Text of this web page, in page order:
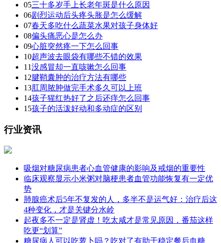
05三十多岁手上长老年斑是什么原因
06剧烈运动后头疼头胀是怎么缓解
07春天多吃什么蔬菜水果对孩子身体好
08偏头痛恶心是怎么办
09心脏突然疼一下怎么回事
10超声波去眼袋有哪些不错的效果
11没感冒却一直咳嗽怎么回事
12腱鞘囊肿的治疗方法有哪些
13肛周脓肿做完手术多久可以上班
14孩子猩红热好了之后还痒怎么回事
15孩子的活泼好动和多动症的区别
行业资讯
吸烟对糖尿病患者心血管健康的影响及戒烟的重要性
临床观察显示小米粥对脑梗患者血管功能恢复有一定优
势
肺腺癌术后5年不复发的人，多半不是运气好：治疗后这
4种变化，才是关键分水岭
起夜多不一定是肾虚！吃太咸才是常见原因，番茄这样
吃更“划算”
糖尿病人可以吃萝卜吗？吃对了有助于稳定餐后血糖